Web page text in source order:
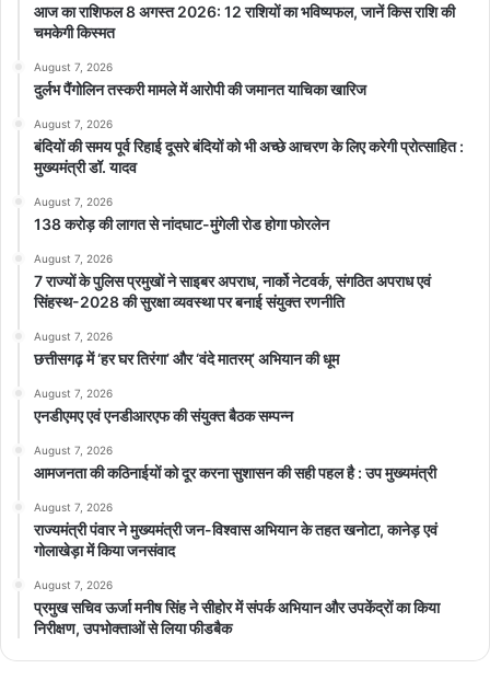
आज का राशिफल 8 अगस्त 2026: 12 राशियों का भविष्यफल, जानें किस राशि की
चमकेगी किस्मत
August 7, 2026
दुर्लभ पैंगोलिन तस्करी मामले में आरोपी की जमानत याचिका खारिज
August 7, 2026
बंदियों की समय पूर्व रिहाई दूसरे बंदियों को भी अच्छे आचरण के लिए करेगी प्रोत्साहित :
मुख्यमंत्री डॉ. यादव
August 7, 2026
138 करोड़ की लागत से नांदघाट-मुंगेली रोड होगा फोरलेन
August 7, 2026
7 राज्यों के पुलिस प्रमुखों ने साइबर अपराध, नार्को नेटवर्क, संगठित अपराध एवं
सिंहस्थ-2028 की सुरक्षा व्यवस्था पर बनाई संयुक्त रणनीति
August 7, 2026
छत्तीसगढ़ में ‘हर घर तिरंगा’ और ‘वंदे मातरम्’ अभियान की धूम
August 7, 2026
एनडीएमए एवं एनडीआरएफ की संयुक्त बैठक सम्पन्न
August 7, 2026
आमजनता की कठिनाईयों को दूर करना सुशासन की सही पहल है : उप मुख्यमंत्री
August 7, 2026
राज्यमंत्री पंवार ने मुख्यमंत्री जन-विश्वास अभियान के तहत खनोटा, कानेड़ एवं
गोलाखेड़ा में किया जनसंवाद
August 7, 2026
प्रमुख सचिव ऊर्जा मनीष सिंह ने सीहोर में संपर्क अभियान और उपकेंद्रों का किया
निरीक्षण, उपभोक्ताओं से लिया फीडबैक